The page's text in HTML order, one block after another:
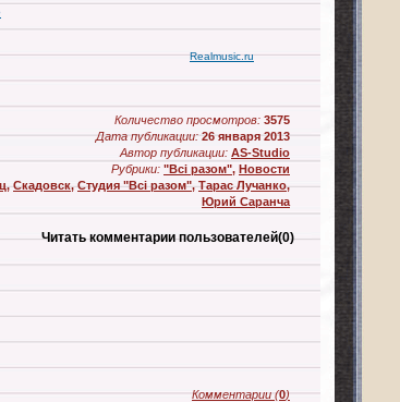
Realmusic.ru
Количество просмотров: 3575
Дата публикации: 26 января 2013
Автор публикации: AS-Studio
Рубрики: "Всі разом", Новости
,Скадовск,Студия "Всі разом",Тарас Лучанко,
Юрий Саранча
Читать комментарии пользователей(0)
Комментарии (0)